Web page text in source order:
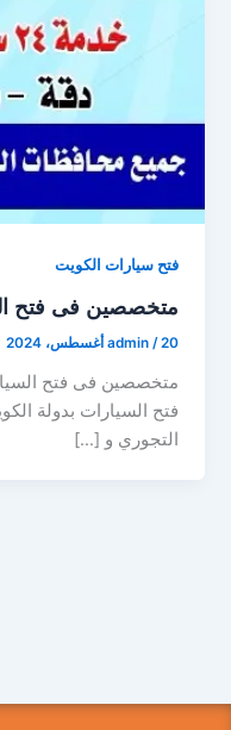
فتح سيارات الكويت
متخصصين فى فتح
admin /20 أغسطس، 2024
متخصصين فى فتح
فتح السيارات بدولة
التجوري و […]